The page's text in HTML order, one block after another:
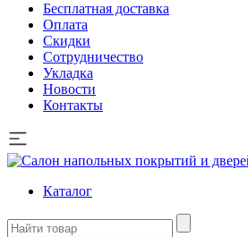
Бесплатная доставка
Оплата
Скидки
Сотрудничество
Укладка
Новости
Контакты
Каталог